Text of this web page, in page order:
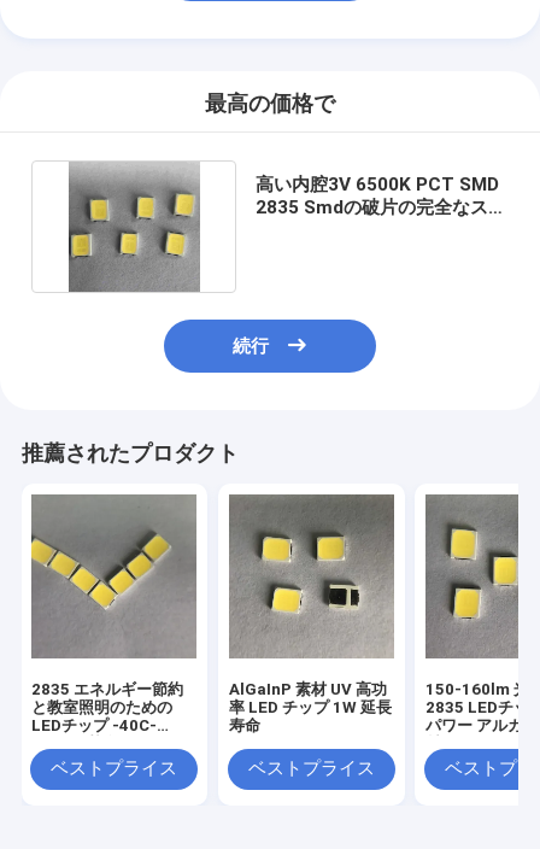
最高の価格で
高い内腔3V 6500K PCT SMD
2835 Smdの破片の完全なスペ
続行
推薦されたプロダクト
2835 エネルギー節約
と教室照明のための
LEDチップ -40C-
ベストプライス
AlGaInP 素材 UV 高功
率 LED チップ 1W 延長
寿命
ベストプライス
150-160lm 光
2835 LEDチッ
パワー アルガ
ベストプラ